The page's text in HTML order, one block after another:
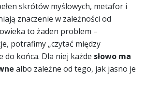
skrótów myślowych, metafor i
znaczenie w zależności od
to żaden problem –
potrafimy „czytać między
do końca. Dla niej każde słowo ma
albo zależne od tego, jak jasno je